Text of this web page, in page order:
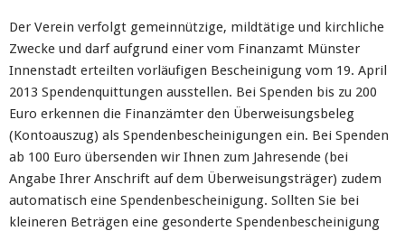
Der Verein verfolgt gemeinnützige, mildtätige und kirchliche
Zwecke und darf aufgrund einer vom Finanzamt Münster
Innenstadt erteilten vorläufigen Bescheinigung vom 19. April
2013 Spendenquittungen ausstellen. Bei Spenden bis zu 200
Euro erkennen die Finanzämter den Überweisungsbeleg
(Kontoauszug) als Spendenbescheinigungen ein. Bei Spenden
ab 100 Euro übersenden wir Ihnen zum Jahresende (bei
Angabe Ihrer Anschrift auf dem Überweisungsträger) zudem
automatisch eine Spendenbescheinigung. Sollten Sie bei
kleineren Beträgen eine gesonderte Spendenbescheinigung